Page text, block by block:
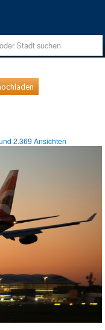
2.369 Ansichten